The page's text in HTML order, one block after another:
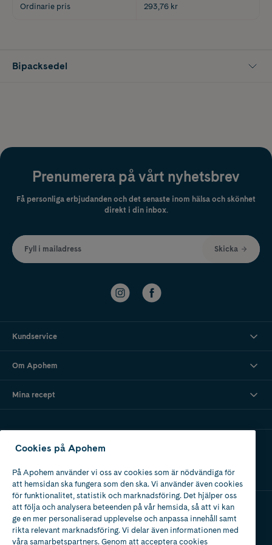
Ordinarie pris 293,76 kr
Bipacksedel
Prenumerera på vårt nyhetsbrev
Få personliga erbjudanden och det senaste inom hälsa och skönhet
direkt i din inbox.
Fyll i mailadress Skicka
Kundservice
Om Apohem
Mina recept
Ladda ner vår app
Apotek med tillstånd
av Läkemedelsverket
Cookies på Apohem
På Apohem använder vi oss av cookies som är nödvändiga för
att hemsidan ska fungera som den ska. Vi använder även cookies
för funktionalitet, statistik och marknadsföring. Det hjälper oss
att följa och analysera beteenden på vår hemsida, så att vi kan
ge en mer personaliserad upplevelse och anpassa innehåll samt
rikta relevant marknadsföring. Vi delar även informationen med
våra samarbetspartners. Genom att acceptera cookies